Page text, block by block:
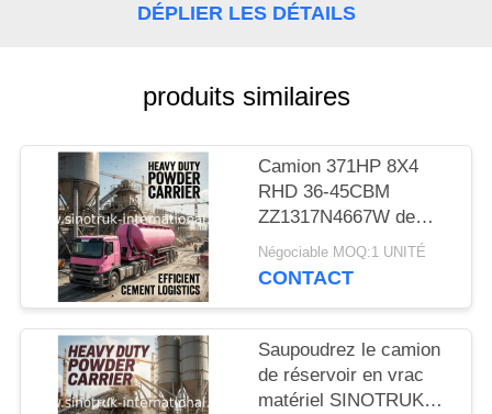
PLAN
SITE
POLITIQUE
CONFIDENTIALITÉ
DÉPLIER LES DÉTAILS
produits similaires
Camion 371HP 8X4
RHD 36-45CBM
ZZ1317N4667W de
ciment en vrac de
SINOTRUK HOWO
Négociable MOQ:1 UNITÉ
CONTACT
Saupoudrez le camion
de réservoir en vrac
matériel SINOTRUK